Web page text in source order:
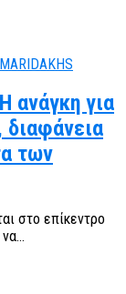
ανάγκη για
διαφάνεια
των
στο επίκεντρο